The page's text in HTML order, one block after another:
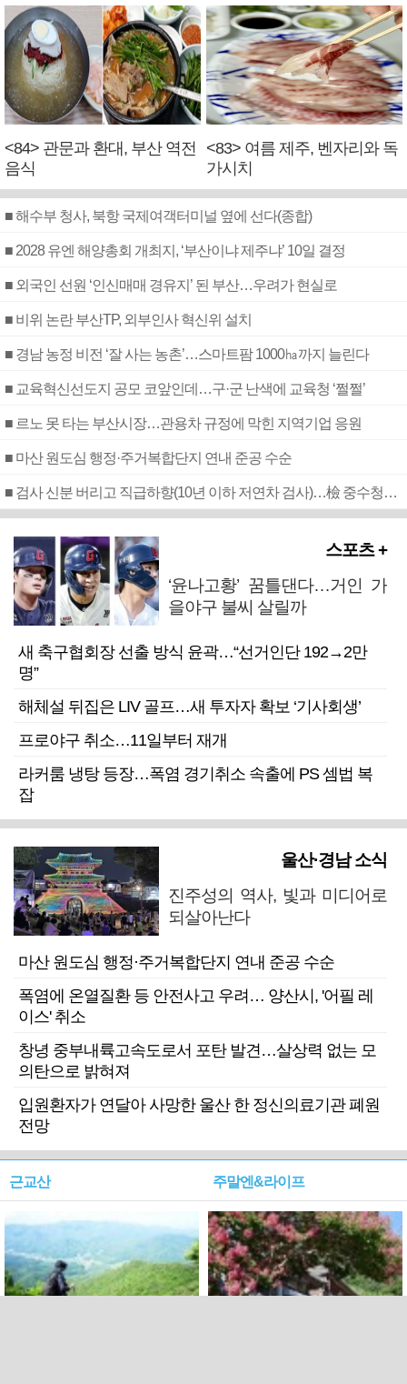
<84> 관문과 환대, 부산 역전
음식
<83> 여름 제주, 벤자리와 독
가시치
■ 해수부 청사, 북항 국제여객터미널 옆에 선다(종합)
■ 2028 유엔 해양총회 개최지, ‘부산이냐 제주냐’ 10일 결정
■ 외국인 선원 ‘인신매매 경유지’ 된 부산…우려가 현실로
■ 비위 논란 부산TP, 외부인사 혁신위 설치
■ 경남 농정 비전 ‘잘 사는 농촌’…스마트팜 1000㏊까지 늘린다
■ 교육혁신선도지 공모 코앞인데…구·군 난색에 교육청 ‘쩔쩔’
■ 르노 못 타는 부산시장…관용차 규정에 막힌 지역기업 응원
■ 마산 원도심 행정·주거복합단지 연내 준공 수순
■ 검사 신분 버리고 직급하향(10년 이하 저연차 검사)…檢 중수청행 기피
스포츠 +
‘윤나고황’ 꿈틀댄다…거인 가
을야구 불씨 살릴까
새 축구협회장 선출 방식 윤곽…“선거인단 192→2만
명”
해체설 뒤집은 LIV 골프…새 투자자 확보 ‘기사회생’
프로야구 취소…11일부터 재개
라커룸 냉탕 등장…폭염 경기취소 속출에 PS 셈법 복
잡
울산·경남 소식
진주성의 역사, 빛과 미디어로
되살아난다
마산 원도심 행정·주거복합단지 연내 준공 수순
폭염에 온열질환 등 안전사고 우려… 양산시, '어필 레
이스' 취소
창녕 중부내륙고속도로서 포탄 발견…살상력 없는 모
의탄으로 밝혀져
입원환자가 연달아 사망한 울산 한 정신의료기관 폐원
전망
근교산 주말엔&라이프